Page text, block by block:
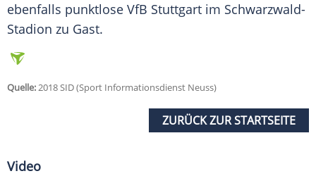
ebenfalls punktlose VfB Stuttgart im Schwarzwald-
Stadion zu Gast.
Quelle:2018 SID (Sport Informationsdienst Neuss)
ZURÜCK ZUR STARTSEITE
Video